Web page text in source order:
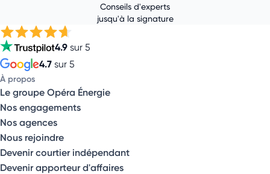
Conseils d'experts
jusqu'à la signature
4.9 sur 5
4.7 sur 5
À propos
Le groupe Opéra Énergie
Nos engagements
Nos agences
Nous rejoindre
Devenir courtier indépendant
Devenir apporteur d'affaires